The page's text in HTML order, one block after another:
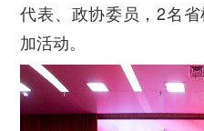
代表、政协委员，2名
加活动。